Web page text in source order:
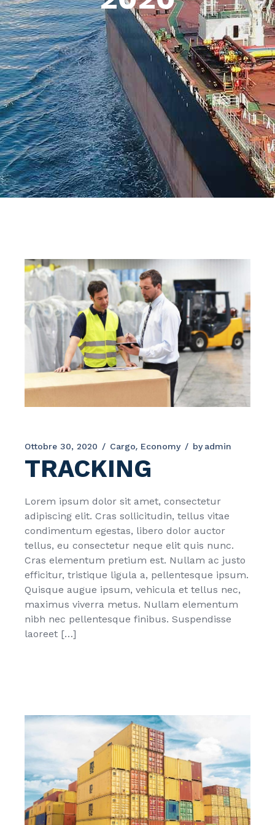
Ottobre 30, 2020 Cargo Economy by admin
TRACKING
Lorem ipsum dolor sit amet, consectetur
adipiscing elit. Cras sollicitudin, tellus vitae
condimentum egestas, libero dolor auctor
tellus, eu consectetur neque elit quis nunc.
Cras elementum pretium est. Nullam ac justo
efficitur, tristique ligula a, pellentesque ipsum.
Quisque augue ipsum, vehicula et tellus nec,
maximus viverra metus. Nullam elementum
nibh nec pellentesque finibus. Suspendisse
laoreet […]